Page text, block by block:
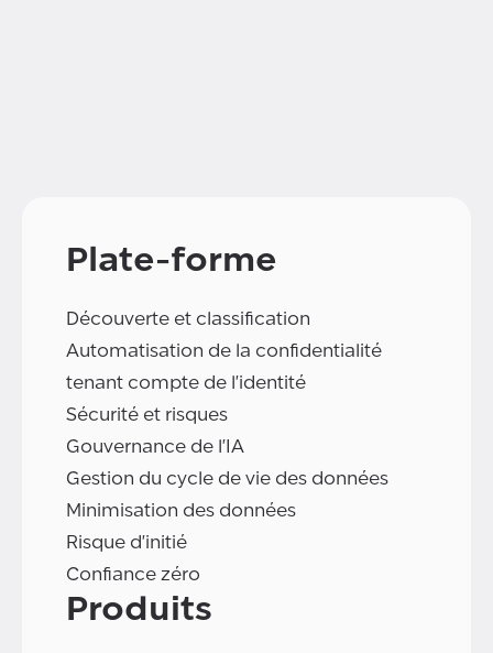
Plate-forme
Découverte et classification
Automatisation de la confidentialité
tenant compte de l'identité
Sécurité et risques
Gouvernance de l'IA
Gestion du cycle de vie des données
Minimisation des données
Risque d'initié
Confiance zéro
Produits